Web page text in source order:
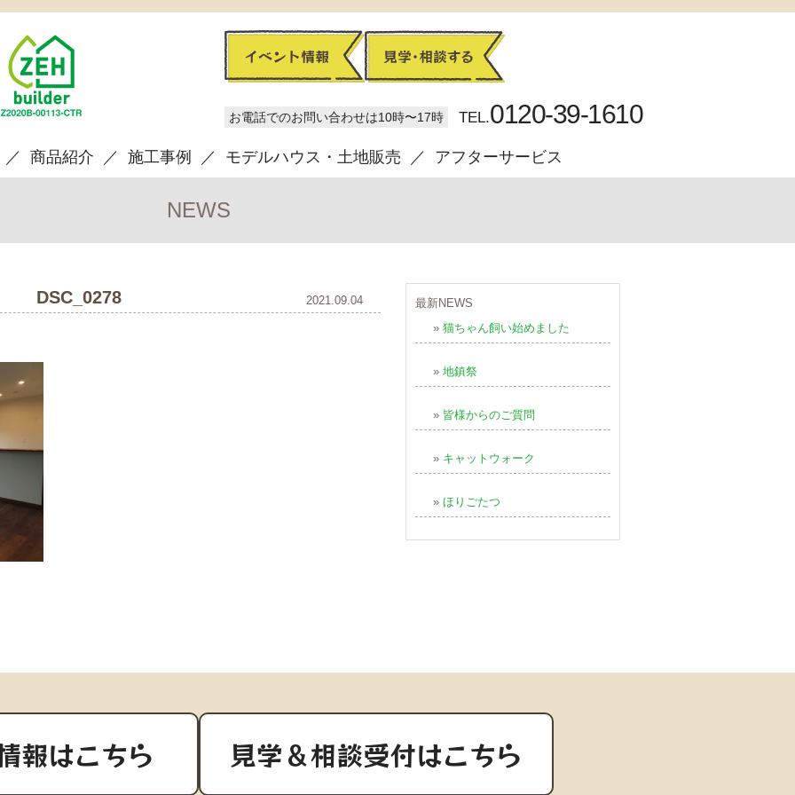
お電話でのお問い合わせは10時〜17時 TEL.0120-39-1610
商品紹介 施工事例 モデルハウス・土地販売 アフターサービス
NEWS
DSC_0278 2021.09.04
最新NEWS
» 猫ちゃん飼い始めました
» 地鎮祭
» 皆様からのご質問
» キャットウォーク
» ほりごたつ
報はこちら 見学＆相談受付はこちら